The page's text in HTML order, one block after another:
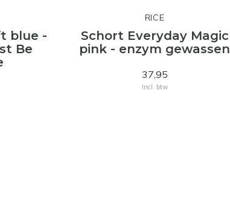
blue -
Be
RICE
Schort Everyday Magic
pink - enzym gewassen
37,95
Incl. btw